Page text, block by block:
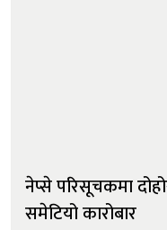
नेप्से परिसूचकमा
समेटियो कारोबार